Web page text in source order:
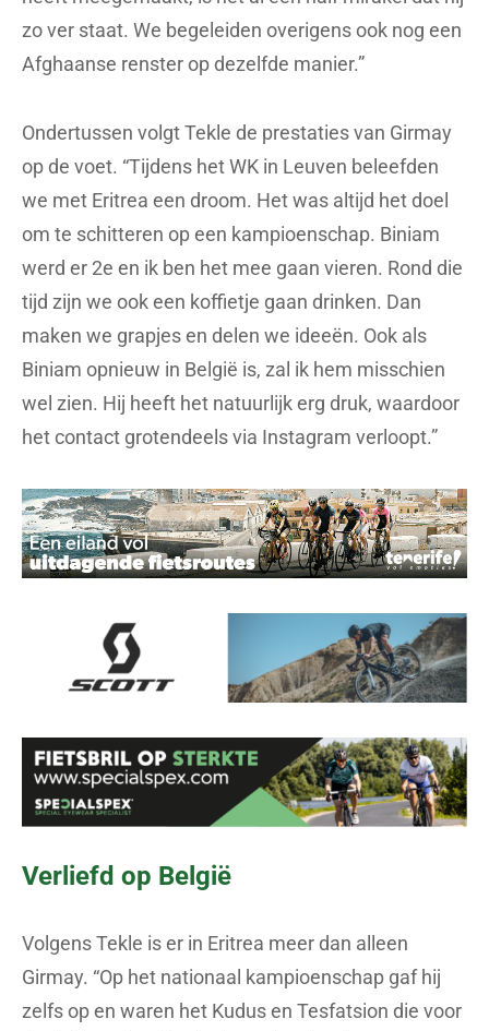
zo ver staat. We begeleiden overigens ook nog een
Afghaanse renster op dezelfde manier.”
Ondertussen volgt Tekle de prestaties van Girmay
op de voet. “Tijdens het WK in Leuven beleefden
we met Eritrea een droom. Het was altijd het doel
om te schitteren op een kampioenschap. Biniam
werd er 2e en ik ben het mee gaan vieren. Rond die
tijd zijn we ook een koffietje gaan drinken. Dan
maken we grapjes en delen we ideeën. Ook als
Biniam opnieuw in België is, zal ik hem misschien
wel zien. Hij heeft het natuurlijk erg druk, waardoor
het contact grotendeels via Instagram verloopt.”
Verliefd op België
Volgens Tekle is er in Eritrea meer dan alleen
Girmay. “Op het nationaal kampioenschap gaf hij
zelfs op en waren het Kudus en Tesfatsion die voor